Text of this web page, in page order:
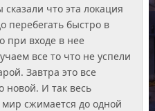
сказали что эта локация
перебегать быстро в
при входе в нее
все то что не успели
Завтра это все
новой. И так весь
сжимается до одной